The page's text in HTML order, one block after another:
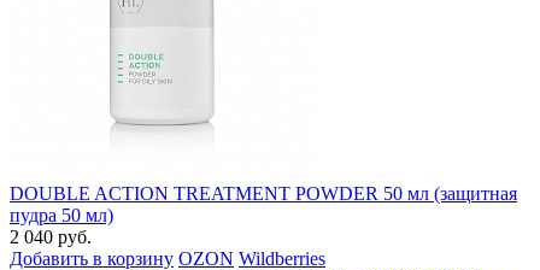
DOUBLE ACTION TREATMENT POWDER 50 мл (защитная
пудра 50 мл)
2 040 руб.
Добавить в корзину OZON Wildberries